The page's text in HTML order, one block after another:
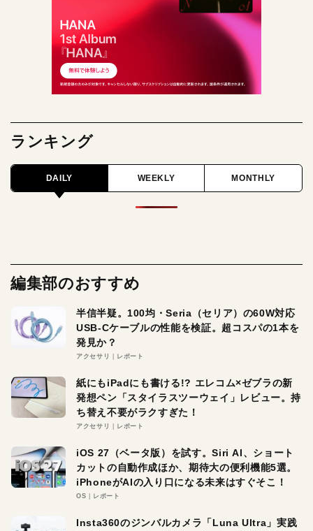
ランキング
DAILY WEEKLY MONTHLY
編集部のおすすめ
半信半疑。100均・Seria（セリア）の60W対応
USB-Cケーブルの性能を検証。超コスパの1本を
発見か？
アクセサリ レポート
紙にもiPadにも書ける!? エレコム×ゼブラの新
発想ペン「スタイラスツーウェイ」レビュー。持
ち替え不要がラクすぎた！
アクセサリ レポート
iOS 27（ベータ版）を試す。Siri AI、ショート
カットの自動作成ほか、期待大の便利機能5選。
iPhoneがAIの入り口になる未来はすぐそこ！
OS レポート
Insta360のジンバルカメラ「Luna Ultra」実践